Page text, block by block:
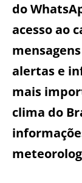
do
acesso ao
alertas e
mais
clima do